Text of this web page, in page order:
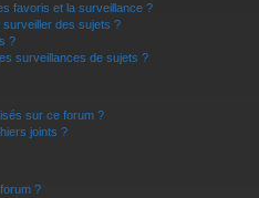
favoris et la surveillance ?
des sujets ?
?
surveillances de sujets ?
sur ce forum ?
joints ?
?